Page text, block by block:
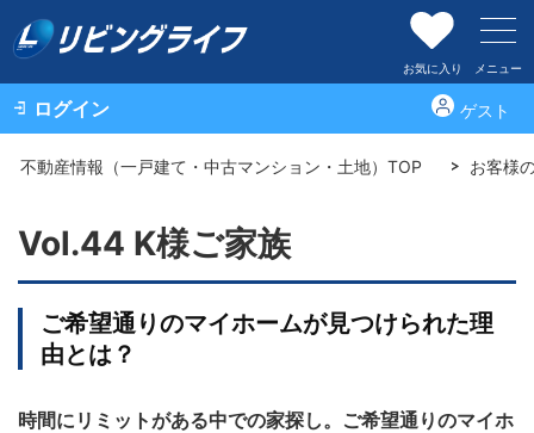
お気に入り メニュー
ログイン ゲスト
不動産情報（一戸建て・中古マンション・土地）TOP お客様
Vol.44 K様ご家族
ご希望通りのマイホームが見つけられた理
由とは？
時間にリミットがある中での家探し。ご希望通りのマイホ